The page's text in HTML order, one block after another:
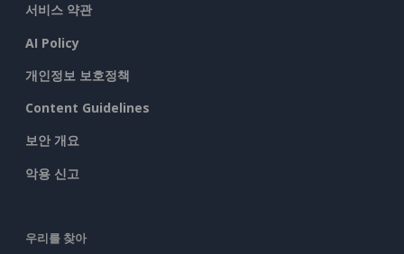
서비스 약관
AI Policy
개인정보 보호정책
Content Guidelines
보안 개요
악용 신고
우리를 찾아